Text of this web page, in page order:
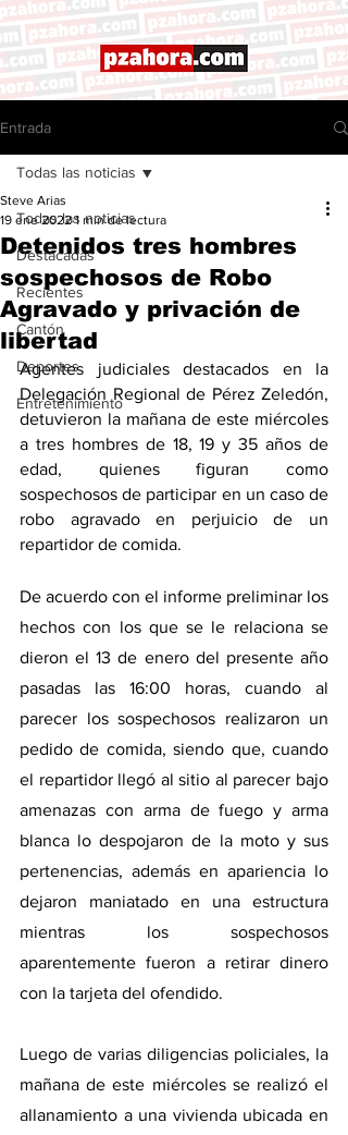
Entrada
Todas las noticias
Destacadas
Recientes
Cantón
Deportes
Entretenimiento
Todas las noticias
Detenidos tres hombres
sospechosos de Robo
Agravado y privación de
libertad
Steve Arias
19 ene 2022 1 min de lectura
Agentes judiciales destacados en la
Delegación Regional de Pérez Zeledón,
detuvieron la mañana de este miércoles
a tres hombres de 18, 19 y 35 años de
edad, quienes figuran como
sospechosos de participar en un caso de
robo agravado en perjuicio de un
repartidor de comida.
De acuerdo con el informe preliminar los
hechos con los que se le relaciona se
dieron el 13 de enero del presente año
pasadas las 16:00 horas, cuando al
parecer los sospechosos realizaron un
pedido de comida, siendo que, cuando
el repartidor llegó al sitio al parecer bajo
amenazas con arma de fuego y arma
blanca lo despojaron de la moto y sus
pertenencias, además en apariencia lo
dejaron maniatado en una estructura
mientras los sospechosos
aparentemente fueron a retirar dinero
con la tarjeta del ofendido.
Luego de varias diligencias policiales, la
mañana de este miércoles se realizó el
allanamiento a una vivienda ubicada en